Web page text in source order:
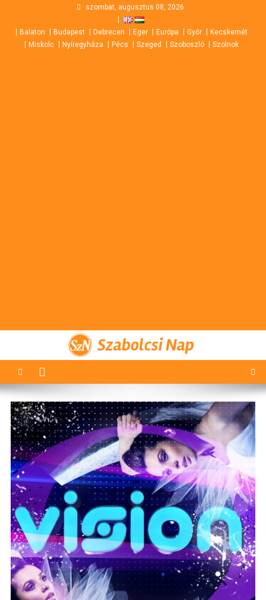
content
szombat, augusztus 08, 2026
Balaton Budapest Debrecen Eger Európa Győr
Kecskemét
Miskolc
Nyíregyháza Pécs Szeged Szoboszló Szolnok
Szabolcsi Nap